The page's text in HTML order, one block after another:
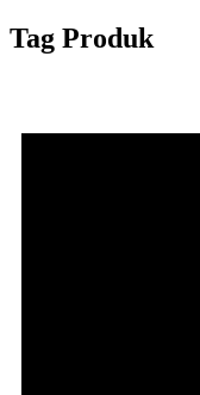
Tag Produk